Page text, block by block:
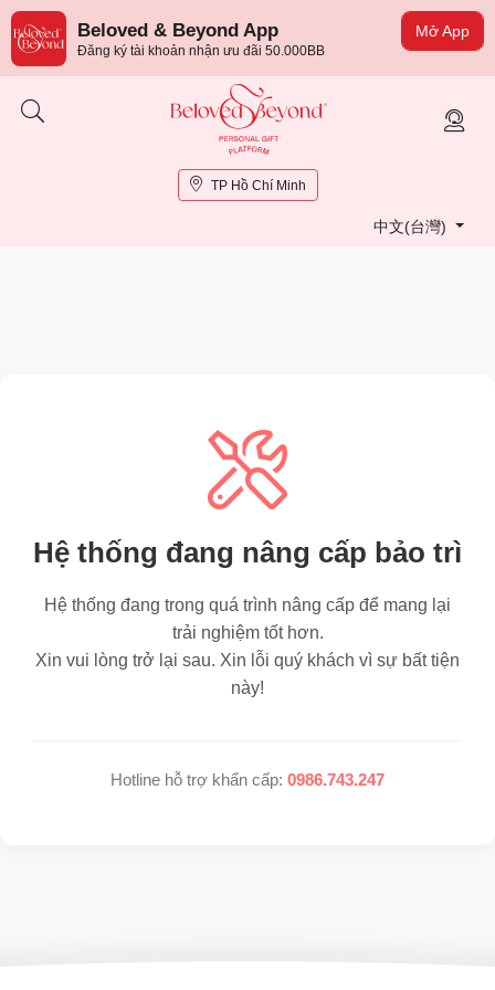
Mở App
Beloved & Beyond App
Đăng ký tài khoản nhận ưu đãi 50.000BB
TP Hồ Chí Minh
中文(台灣)
Hệ thống đang nâng cấp bảo trì
Hệ thống đang trong quá trình nâng cấp để mang lại
trải nghiệm tốt hơn.
Xin vui lòng trở lại sau. Xin lỗi quý khách vì sự bất tiện
này!
Hotline hỗ trợ khẩn cấp: 0986.743.247